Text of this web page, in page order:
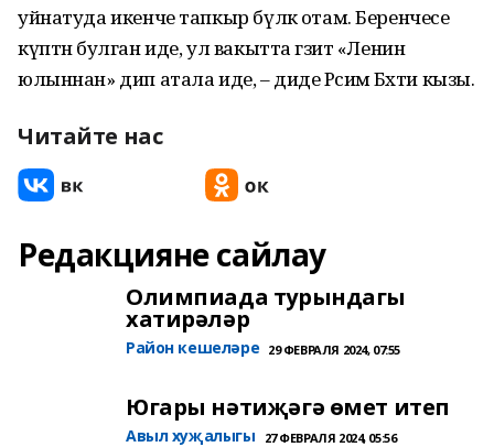
уйнатуда икенче тапкыр бүләк отам. Беренчесе
күптән булган иде, ул вакытта гәзит «Ленин
юлыннан» дип атала иде, – диде Рәсимә Бәхти кызы.
Читайте нас
Редакцияне сайлау
Олимпиада турындагы
хатирәләр
Район кешеләре 29 ФЕВРАЛЯ 2024, 07:55
Югары нәтиҗәгә өмет итеп
Авыл хуҗалыгы 27 ФЕВРАЛЯ 2024, 05:56